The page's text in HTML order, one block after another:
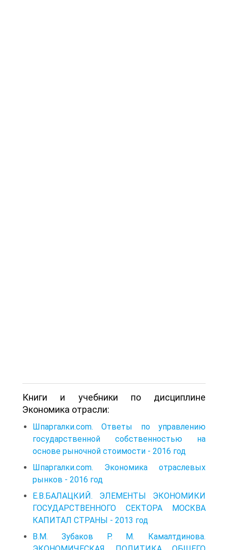
Книги и учебники по дисциплине
Экономика отрасли:
Шпаргалки.com. Ответы по управлению
государственной собственностью на
основе рыночной стоимости - 2016 год
Шпаргалки.com. Экономика отраслевых
рынков - 2016 год
Е.В.БАЛАЦКИЙ. ЭЛЕМЕНТЫ ЭКОНОМИКИ
ГОСУДАРСТВЕННОГО СЕКТОРА МОСКВА
КАПИТАЛ СТРАНЫ - 2013 год
В.М. Зубаков Р. М. Камалтдинова.